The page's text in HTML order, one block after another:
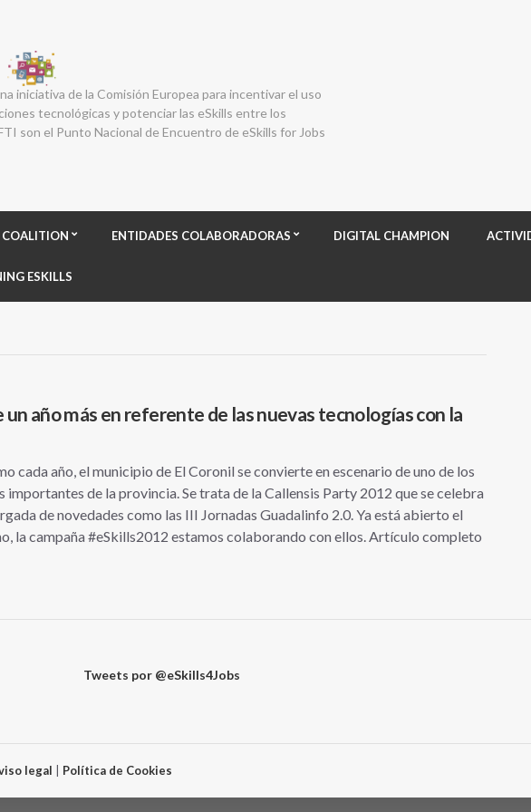
iniciativa de la Comisión Europea para incentivar el uso
tecnológicas y potenciar las eSkills entre los
son el Punto Nacional de Encuentro de eSkills for Jobs
COALITION ENTIDADES COLABORADORAS DIGITAL CHAMPION
ESKILLS
un año más en referente de las nuevas tecnologías con la
cada año, el municipio de El Coronil se convierte en escenario de uno de los
de la provincia. Se trata de la Callensis Party 2012 que se celebra
de novedades como las III Jornadas Guadalinfo 2.0. Ya está abierto el
la campaña #eSkills2012 estamos colaborando con ellos. Artículo completo
Tweets por @eSkills4Jobs
legal Política de Cookies